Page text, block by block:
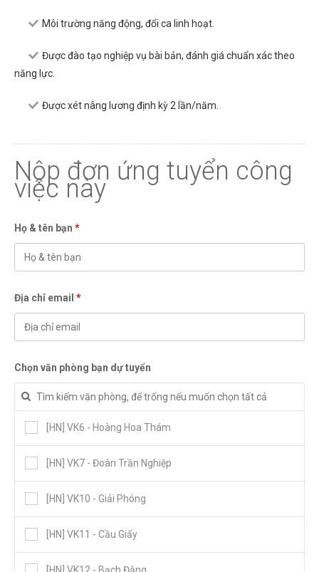
Môi trường năng động, đổi ca linh hoạt.
Được đào tạo nghiệp vụ bài bản, đánh giá chuẩn xác theo
năng lực.
Được xét nâng lương định kỳ 2 lần/năm.
Nộp đơn ứng tuyển công
việc này
Họ & tên bạn *
Địa chỉ email *
Chọn văn phòng bạn dự tuyển
[HN] VK6 - Hoàng Hoa Thám
[HN] VK7 - Đoàn Trần Nghiệp
[HN] VK10 - Giải Phóng
[HN] VK11 - Cầu Giấy